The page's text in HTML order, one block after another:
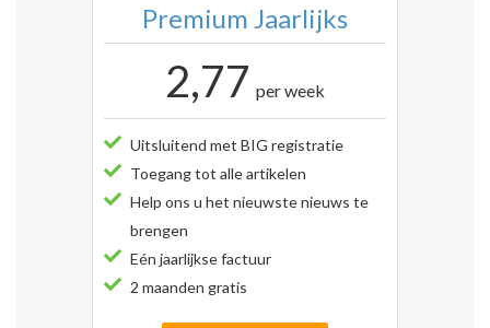
Premium Jaarlijks
2,77 per week
Uitsluitend met BIG registratie
Toegang tot alle artikelen
Help ons u het nieuwste nieuws te
brengen
Eén jaarlijkse factuur
2 maanden gratis